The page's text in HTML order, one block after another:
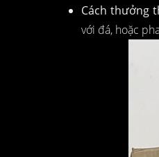
Cách thưởng
với đá, hoặc